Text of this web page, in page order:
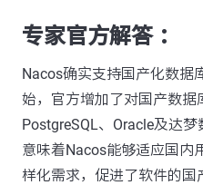
专家官方解答 ：
Nacos确实支持国产化数据
始，官方增加了对国产数据
PostgreSQL、Oracle及达
意味着Nacos能够适应国内
样化需求，促进了软件的国